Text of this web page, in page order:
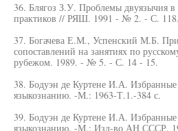
36. Блягоз З.У. Проблемы двуязычия
практиков // РЯШ. 1991 - № 2. - С. 118.
37. Богачева Е.М., Успенский М.Б.
сопоставлений на занятиях по
рубежом. 1989. - № 5. - С. 14 - 15.
38. Бодуэн де Куртене И.А.
языкознанию. -М.: 1963-Т.1.-384 с.
39. Бодуэн де Куртене И.А.
языкознанию. -М.: Изд-во АН СССР.